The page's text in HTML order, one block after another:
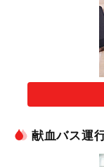
献血バス運